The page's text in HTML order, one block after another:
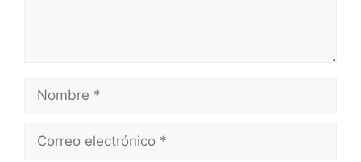
electrónico